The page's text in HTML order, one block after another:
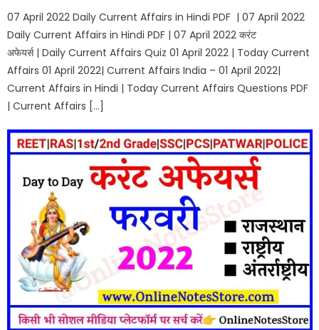
07 April 2022 Daily Current Affairs in Hindi PDF | 07 April 2022
Daily Current Affairs in Hindi PDF | 07 April 2022 करंट
अफेयर्स | Daily Current Affairs Quiz 01 April 2022 | Today Current
Affairs 01 April 2022| Current Affairs India – 01 April 2022|
Current Affairs in Hindi | Today Current Affairs Questions PDF
| Current Affairs […]